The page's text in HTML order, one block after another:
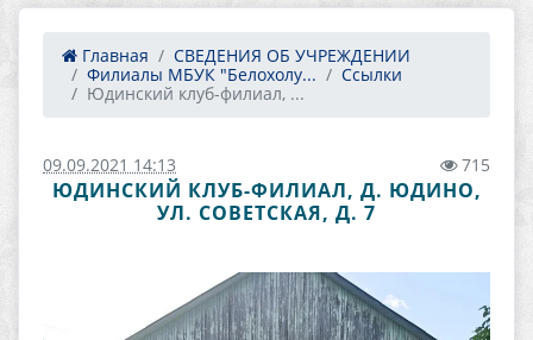
Главная
СВЕДЕНИЯ ОБ УЧРЕЖДЕНИИ
Филиалы МБУК "Белохолу...
Ссылки
Юдинский клуб-филиал, ...
09.09.2021 14:13 715
ЮДИНСКИЙ КЛУБ-ФИЛИАЛ, Д. ЮДИНО,
УЛ. СОВЕТСКАЯ, Д. 7